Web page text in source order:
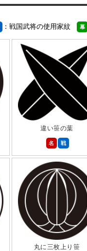
：戦国武将の使用家紋 幕
違い笹の葉
名
戦
丸に三枚上り笹